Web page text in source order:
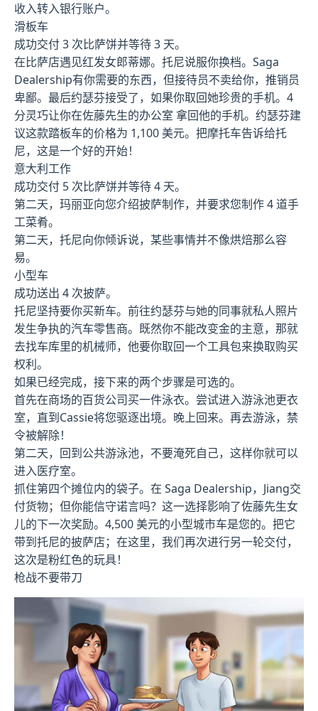
收入转入银行账户。
滑板车
成功交付 3 次比萨饼并等待 3 天。
在比萨店遇见红发女郎蒂娜。托尼说服你换档。Saga
Dealership有你需要的东西，但接待员不卖给你，推销员
卑鄙。最后约瑟芬接受了，如果你取回她珍贵的手机。4
分灵巧让你在佐藤先生的办公室 拿回他的手机。约瑟芬建
议这款踏板车的价格为 1,100 美元。把摩托车告诉给托
尼，这是一个好的开始！
意大利工作
成功交付 5 次比萨饼并等待 4 天。
第二天，玛丽亚向您介绍披萨制作，并要求您制作 4 道手
工菜肴。
第二天，托尼向你倾诉说，某些事情并不像烘焙那么容
易。
小型车
成功送出 4 次披萨。
托尼坚持要你买新车。前往约瑟芬与她的同事就私人照片
发生争执的汽车零售商。既然你不能改变金的主意，那就
去找车库里的机械师，他要你取回一个工具包来换取购买
权利。
如果已经完成，接下来的两个步骤是可选的。
首先在商场的百货公司买一件泳衣。尝试进入游泳池更衣
室，直到Cassie将您驱逐出境。晚上回来。再去游泳，禁
令被解除！
第二天，回到公共游泳池，不要淹死自己，这样你就可以
进入医疗室。
抓住第四个摊位内的袋子。在 Saga Dealership，Jiang交
付货物；但你能信守诺言吗？这一选择影响了佐藤先生女
儿的下一次奖励。4,500 美元的小型城市车是您的。把它
带到托尼的披萨店；在这里，我们再次进行另一轮交付，
这次是粉红色的玩具！
枪战不要带刀